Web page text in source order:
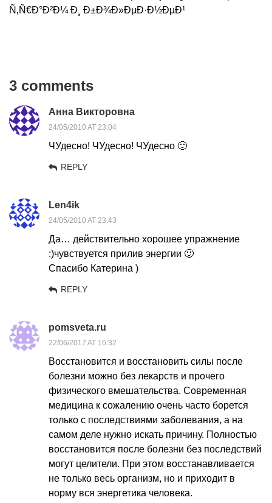
Ñ‚Ñ€Ð°Ð²Ð¼ Ð¸ Ð±Ð¾Ð»ÐµÐ·Ð½ÐµÐ¹
3 comments
Анна Викторовна
24/05/2010 AT 23:04
ЧУдесно! ЧУдесно! ЧУдесно 🙂
REPLY
Len4ik
24/05/2010 AT 23:43
Да… действительно хорошее упражнение
:)чувствуется прилив энергии 🙂
Спасибо Катерина )
REPLY
pomsveta.ru
22/06/2017 AT 16:32
Восстановится и восстановить силы после
болезни можно без лекарств и прочего
физического вмешательства. Современная
медицина к сожалению очень часто борется
только с последствиями заболевания, а на
самом деле нужно искать причину. Полностью
восстановится после болезни без последствий
могут целители. При этом восстанавливается
не только весь организм, но и приходит в
норму вся энергетика человека.